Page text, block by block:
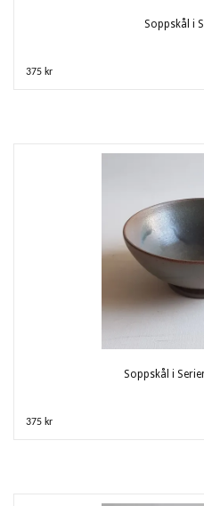
Soppskål i
375 kr
Soppskål i
375 kr